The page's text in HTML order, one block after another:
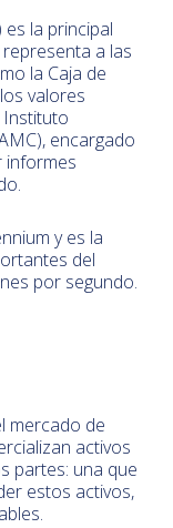
la principal
a las
la Caja de
valores
Instituto
encargado
informes
y es la
del
por segundo.
mercado de
activos
partes: una que
estos activos,